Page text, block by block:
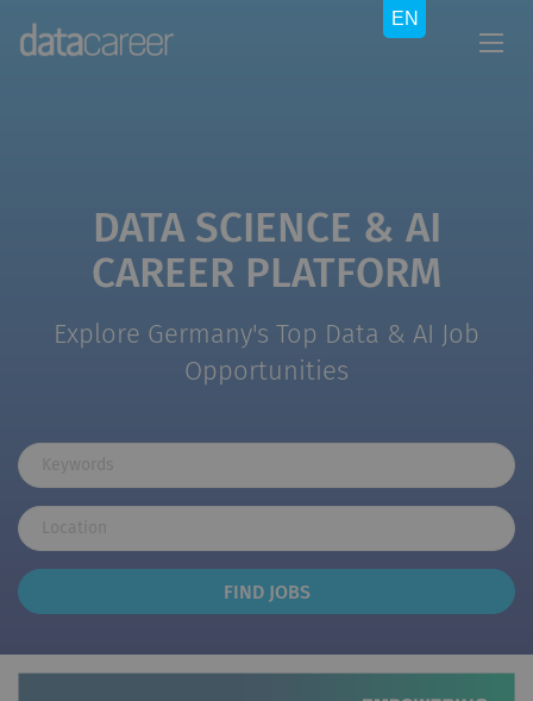
DATA SCIENCE & AI
CAREER PLATFORM
Explore Germany's Top Data & AI Job
Opportunities
Keywords
Location
Find
Jobs
FIND JOBS